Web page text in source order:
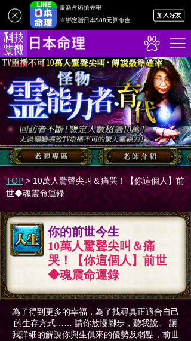
最新占術搶先報
※綁定贈日本$88元算命金
TOP> 10萬人驚聲尖叫＆痛哭！【你這個人】前
世◆魂震命運錄
你的前世今生
10萬人驚聲尖叫＆痛
哭！【你這個人】前世
◆魂震命運錄
為了得到更多的幸福，為了找尋真正適合自己
的生存方式…… 請你放慢腳步，聽我說。 讓
我詳細的解說你與生俱來的優勢及弱點，前世